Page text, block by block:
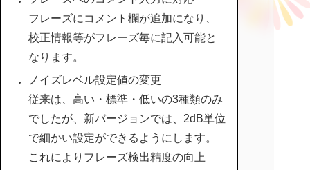
フレーズにコメント欄が追加になり、
校正情報等がフレーズ毎に記入可能と
なります。
ノイズレベル設定値の変更
従来は、高い・標準・低いの3種類のみ
でしたが、新バージョンでは、2dB単位
で細かい設定ができるようにします。
これによりフレーズ検出精度の向上